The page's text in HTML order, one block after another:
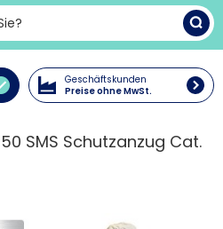
Geschäftskunden
Preise ohne MwSt.
SMS Schutzanzug Cat.